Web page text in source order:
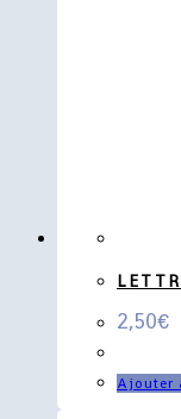
2,50€
Ajouter